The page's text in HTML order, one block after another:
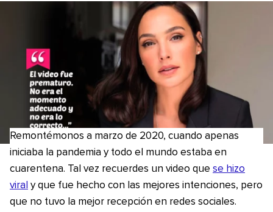
Remontémonos a marzo de 2020, cuando apenas
iniciaba la pandemia y todo el mundo estaba en
cuarentena. Tal vez recuerdes un video que se hizo
viral y que fue hecho con las mejores intenciones, pero
que no tuvo la mejor recepción en redes sociales.